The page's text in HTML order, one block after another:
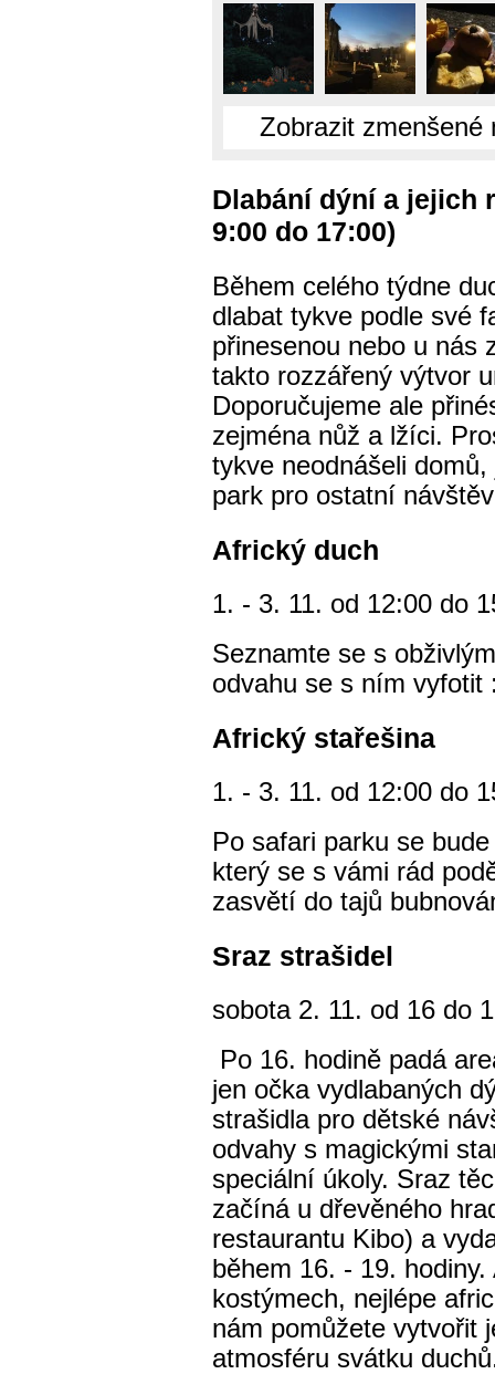
Zobrazit zmenšené
Dlabání dýní a jejich
9:00 do 17:00)
Během celého týdne
dlabat tykve podle své
přinesenou nebo u nás
takto rozzářený výtvor
Doporučujeme ale
zejména nůž a lžíci.
tykve neodnášeli
park pro ostatní
Africký duch
1. - 3. 11. od 12:00 do
Seznamte se s
odvahu se s ním vyfotit
Africký stařešina
1. - 3. 11. od 12:00 do
Po safari parku se
který se s vámi rád
zasvětí do tajů
Sraz strašidel
sobota 2. 11. od 16 do
Po 16. hodině padá
jen očka vydlabaných
strašidla pro dětské
odvahy s magickými
speciální úkoly. Sraz
začíná u dřevěného
restaurantu Kibo) a
během 16. - 19.
kostýmech, nejlépe
nám pomůžete vytvořit
atmosféru svátku